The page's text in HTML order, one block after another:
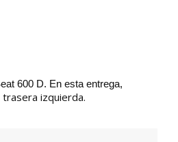
600 D. En esta entrega,
izquierda.